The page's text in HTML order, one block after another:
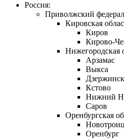
Россия:
Приволжский
Кировская
Киров
Кирово-
Нижегородская
Арзамас
Выкса
Дзержинск
Кстово
Нижний
Саров
Оренбургская
Оренбург